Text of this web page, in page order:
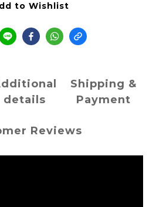
to Wishlist
details
Shipping &
Payment
Reviews